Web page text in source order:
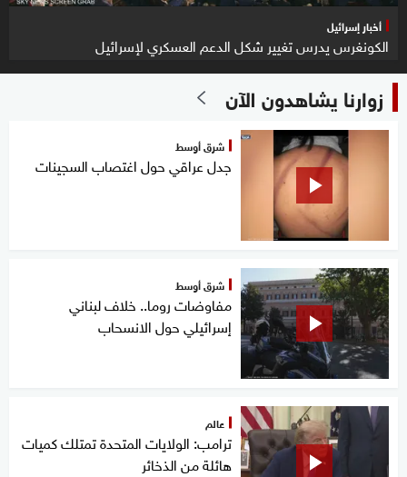
أخبار إسرائيل
الكونغرس يدرس تغيير شكل الدعم العسكري لإسرائيل
زوارنا يشاهدون الآن
شرق أوسط
جدل عراقي حول اغتصاب السجينات
شرق أوسط
مفاوضات روما.. خلاف لبناني
إسرائيلي حول الانسحاب
عالم
ترامب: الولايات المتحدة تمتلك كميات
هائلة من الذخائر